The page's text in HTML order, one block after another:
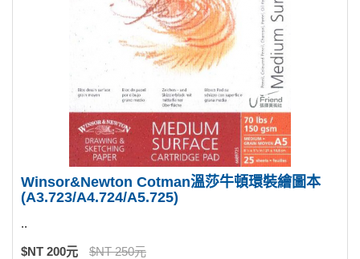
Winsor&Newton Cotman溫莎牛頓環裝繪圖本
(A3.723/A4.724/A5.725)
..
$NT 200元 $NT 250元